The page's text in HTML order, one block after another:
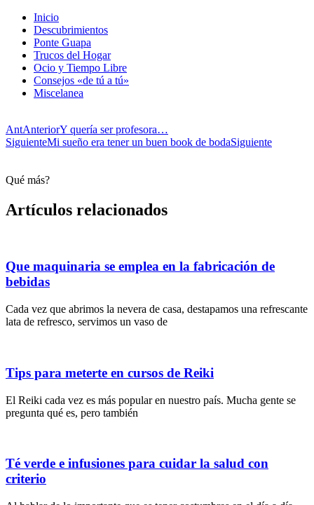
Inicio
Descubrimientos
Ponte Guapa
Trucos del Hogar
Ocio y Tiempo Libre
Consejos «de tú a tú»
Miscelanea
AntAnteriorY quería ser profesora…
SiguienteMi sueño era tener un buen book de bodaSiguiente
Qué más?
Artículos relacionados
Que maquinaria se emplea en la fabricación de
bebidas
Cada vez que abrimos la nevera de casa, destapamos una refrescante
lata de refresco, servimos un vaso de
Tips para meterte en cursos de Reiki
El Reiki cada vez es más popular en nuestro país. Mucha gente se
pregunta qué es, pero también
Té verde e infusiones para cuidar la salud con
criterio